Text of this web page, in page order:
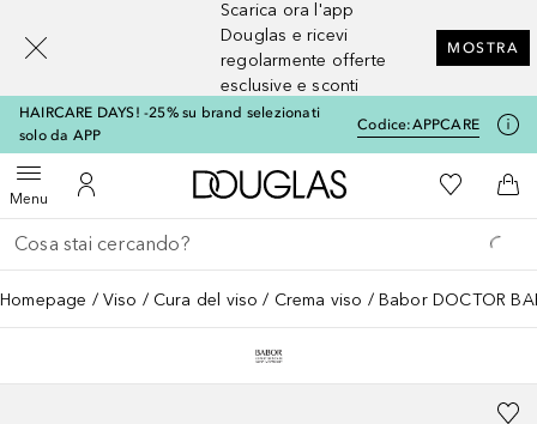
Scarica ora l'app
Douglas e ricevi
regolarmente offerte
esclusive e sconti
MOSTRA
HAIRCARE DAYS! -25% su brand selezionati
solo da APP
Codice:APPCARE
MenuApri menuAl Mio Account
A Douglas HomeAlla Mia
Al
Torna indietro
Esegui ricerca
Homepage Viso Cura del viso Crema viso Babor DOCTOR
[navigation.slideout.screenreader]